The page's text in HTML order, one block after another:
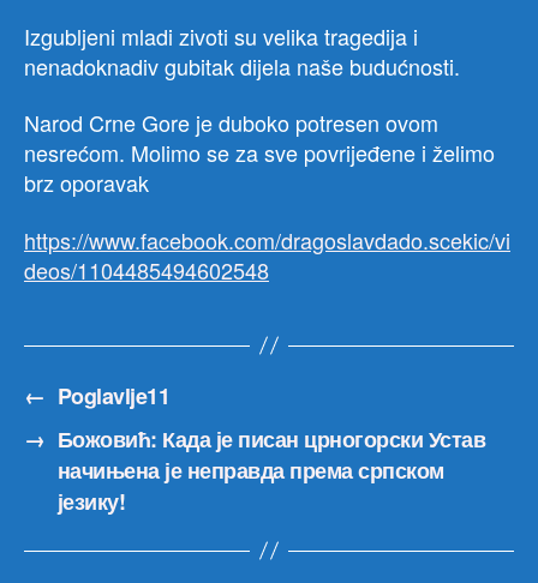
Izgubljeni mladi zivoti su velika tragedija i
nenadoknadiv gubitak dijela naše budućnosti.
Narod Crne Gore je duboko potresen ovom
nesrećom. Molimo se za sve povrijeđene i želimo
brz oporavak
https://www.facebook.com/dragoslavdado.scekic/vi
deos/1104485494602548
← Poglavlje11
→ Божовић: Када је писан црногорски Устав
начињена је неправда према српском
језику!